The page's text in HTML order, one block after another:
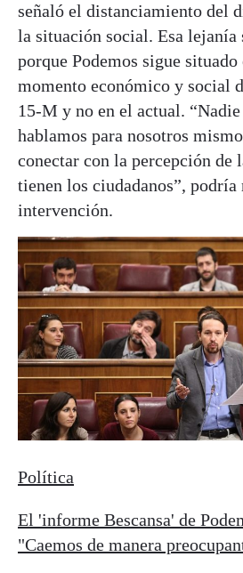
señaló el distanciamiento del
la situación social. Esa lejanía
porque Podemos sigue
momento económico y social
15-M y no en el actual.
hablamos para nosotros
conectar con la percepción de
tienen los ciudadanos”, podría
intervención.
Política
El 'informe Bescansa' de
"Caemos de manera